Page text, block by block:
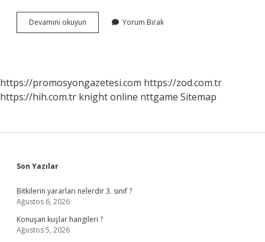
Devamını okuyun Adanada
Tirşik
Yorum Bırak
https://promosyongazetesi.com https://zod.com.tr
https://hih.com.tr knight online nttgame Sitemap
Sidebar
Son Yazılar
Bitkilerin yararları nelerdir 3. sınıf ?
Ağustos 6, 2026
Konuşan kuşlar hangileri ?
Ağustos 5, 2026